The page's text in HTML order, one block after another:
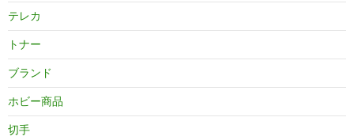
テレカ
トナー
ブランド
ホビー商品
切手